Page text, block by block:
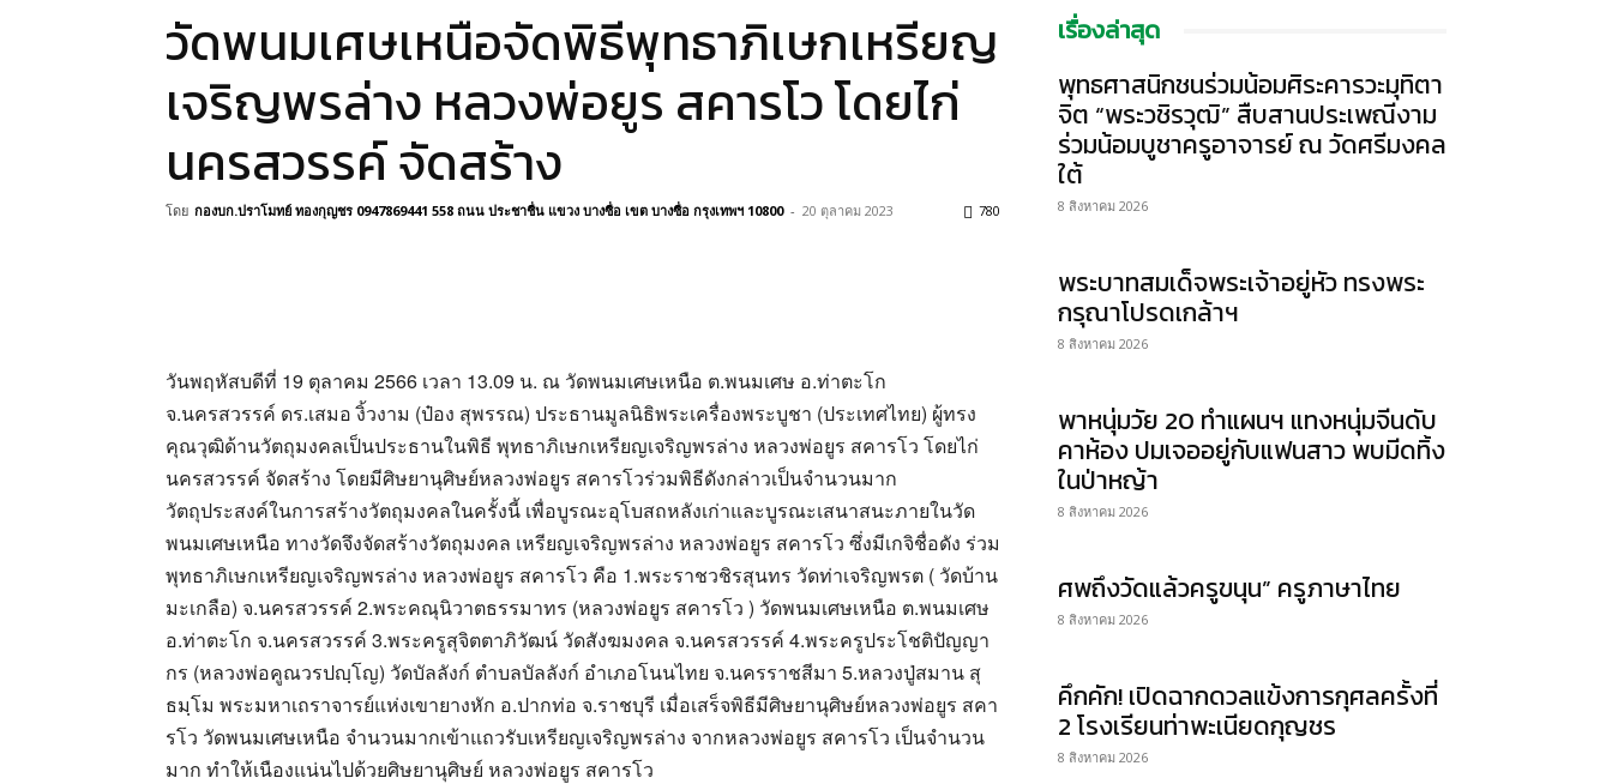
วัดพนมเศษเหนือจัดพิธีพุทธาภิเษกเหรียญ
เจริญพรล่าง หลวงพ่อยูร สคารโว โดยไก่
นครสวรรค์ จัดสร้าง
โดย กองบก.ปราโมทย์ ทองกุญชร 0947869441 558 ถนน ประชาชื่น แขวง บางซื่อ เขต บางซื่อ กรุงเทพฯ 10800 - 20 ตุลาคม 2023 780
วันพฤหัสบดีที่ 19 ตุลาคม 2566 เวลา 13.09 น. ณ วัดพนมเศษเหนือ ต.พนมเศษ อ.ท่าตะโก
จ.นครสวรรค์ ดร.เสมอ งิ้วงาม (ป๋อง สุพรรณ) ประธานมูลนิธิพระเครื่องพระบูชา (ประเทศไทย) ผู้ทรง
คุณวุฒิด้านวัตถุมงคลเป็นประธานในพิธี พุทธาภิเษกเหรียญเจริญพรล่าง หลวงพ่อยูร สคารโว โดยไก่
นครสวรรค์ จัดสร้าง โดยมีศิษยานุศิษย์หลวงพ่อยูร สคารโวร่วมพิธีดังกล่าวเป็นจำนวนมาก
วัตถุประสงค์ในการสร้างวัตถุมงคลในครั้งนี้ เพื่อบูรณะอุโบสถหลังเก่าและบูรณะเสนาสนะภายในวัด
พนมเศษเหนือ ทางวัดจึงจัดสร้างวัตถุมงคล เหรียญเจริญพรล่าง หลวงพ่อยูร สคารโว ซึ่งมีเกจิชื่อดัง ร่วม
พุทธาภิเษกเหรียญเจริญพรล่าง หลวงพ่อยูร สคารโว คือ 1.พระราชวชิรสุนทร วัดท่าเจริญพรต ( วัดบ้าน
มะเกลือ) จ.นครสวรรค์ 2.พระคณุนิวาตธรรมาทร (หลวงพ่อยูร สคารโว ) วัดพนมเศษเหนือ ต.พนมเศษ
อ.ท่าตะโก จ.นครสวรรค์ 3.พระครูสุจิตตาภิวัฒน์ วัดสังฆมงคล จ.นครสวรรค์ 4.พระครูประโชติปัญญา
กร (หลวงพ่อคูณวรปญฺโญ) วัดบัลลังก์ ตำบลบัลลังก์ อำเภอโนนไทย จ.นครราชสีมา 5.หลวงปู่สมาน สุ
ธมฺโม พระมหาเถราจารย์แห่งเขายางหัก อ.ปากท่อ จ.ราชบุรี เมื่อเสร็จพิธีมีศิษยานุศิษย์หลวงพ่อยูร สคา
รโว วัดพนมเศษเหนือ จำนวนมากเข้าแถวรับเหรียญเจริญพรล่าง จากหลวงพ่อยูร สคารโว เป็นจำนวน
มาก ทำให้เนืองแน่นไปด้วยศิษยานุศิษย์ หลวงพ่อยูร สคารโว
เรื่องล่าสุด
พุทธศาสนิกชนร่วมน้อมศิระคารวะมุทิตา
จิต “พระวชิรวุฒิ” สืบสานประเพณีงาม
ร่วมน้อมบูชาครูอาจารย์ ณ วัดศรีมงคล
ใต้
8 สิงหาคม 2026
พระบาทสมเด็จพระเจ้าอยู่หัว ทรงพระ
กรุณาโปรดเกล้าฯ
8 สิงหาคม 2026
พาหนุ่มวัย 20 ทำแผนฯ แทงหนุ่มจีนดับ
คาห้อง ปมเจออยู่กับแฟนสาว พบมีดทิ้ง
ในป่าหญ้า
8 สิงหาคม 2026
ศพถึงวัดแล้วครูขนุน” ครูภาษาไทย
8 สิงหาคม 2026
คึกคัก! เปิดฉากดวลแข้งการกุศลครั้งที่
2 โรงเรียนท่าพะเนียดกุญชร
8 สิงหาคม 2026